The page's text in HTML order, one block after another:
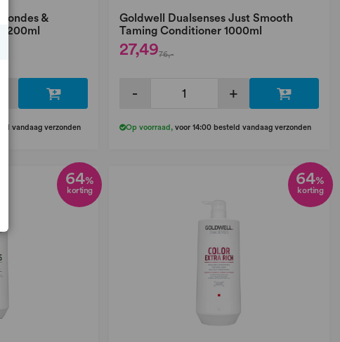
&
200ml
vandaag verzonden
Goldwell Dualsenses Just Smooth
Taming Conditioner 1000ml
27,4976,-
- +
Op voorraad ,voor 14:00 besteld vandaag verzonden
64%
korting
64%
korting